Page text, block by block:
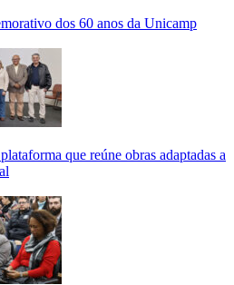
dos 60 anos da Unicamp
que reúne obras adaptadas a